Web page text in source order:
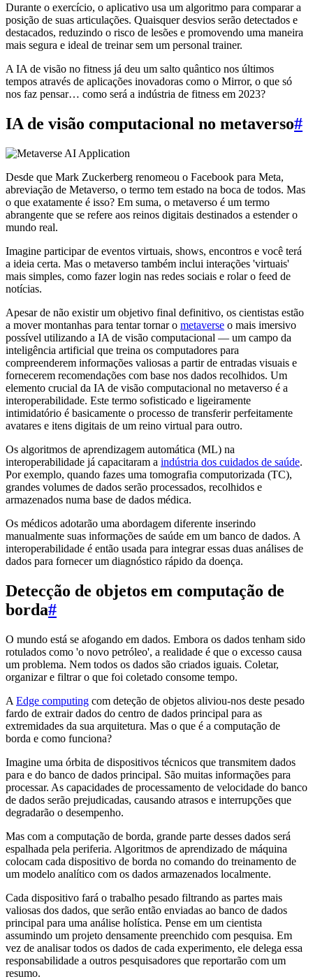
Durante o exercício, o aplicativo usa um algoritmo para comparar a
posição de suas articulações. Quaisquer desvios serão detectados e
destacados, reduzindo o risco de lesões e promovendo uma maneira
mais segura e ideal de treinar sem um personal trainer.
A IA de visão no fitness já deu um salto quântico nos últimos
tempos através de aplicações inovadoras como o Mirror, o que só
nos faz pensar… como será a indústria de fitness em 2023?
IA de visão computacional no metaverso#
Desde que Mark Zuckerberg renomeou o Facebook para Meta,
abreviação de Metaverso, o termo tem estado na boca de todos. Mas
o que exatamente é isso? Em suma, o metaverso é um termo
abrangente que se refere aos reinos digitais destinados a estender o
mundo real.
Imagine participar de eventos virtuais, shows, encontros e você terá
a ideia certa. Mas o metaverso também inclui interações 'virtuais'
mais simples, como fazer login nas redes sociais e rolar o feed de
notícias.
Apesar de não existir um objetivo final definitivo, os cientistas estão
a mover montanhas para tentar tornar o metaverse o mais imersivo
possível utilizando a IA de visão computacional — um campo da
inteligência artificial que treina os computadores para
compreenderem informações valiosas a partir de entradas visuais e
fornecerem recomendações com base nos dados recolhidos. Um
elemento crucial da IA de visão computacional no metaverso é a
interoperabilidade. Este termo sofisticado e ligeiramente
intimidatório é basicamente o processo de transferir perfeitamente
avatares e itens digitais de um reino virtual para outro.
Os algoritmos de aprendizagem automática (ML) na
interoperabilidade já capacitaram a indústria dos cuidados de saúde.
Por exemplo, quando fazes uma tomografia computorizada (TC),
grandes volumes de dados serão processados, recolhidos e
armazenados numa base de dados médica.
Os médicos adotarão uma abordagem diferente inserindo
manualmente suas informações de saúde em um banco de dados. A
interoperabilidade é então usada para integrar essas duas análises de
dados para fornecer um diagnóstico rápido da doença.
Detecção de objetos em computação de
borda#
O mundo está se afogando em dados. Embora os dados tenham sido
rotulados como 'o novo petróleo', a realidade é que o excesso causa
um problema. Nem todos os dados são criados iguais. Coletar,
organizar e filtrar o que foi coletado consome tempo.
A Edge computing com deteção de objetos aliviou-nos deste pesado
fardo de extrair dados do centro de dados principal para as
extremidades da sua arquitetura. Mas o que é a computação de
borda e como funciona?
Imagine uma órbita de dispositivos técnicos que transmitem dados
para e do banco de dados principal. São muitas informações para
processar. As capacidades de processamento de velocidade do banco
de dados serão prejudicadas, causando atrasos e interrupções que
degradarão o desempenho.
Mas com a computação de borda, grande parte desses dados será
espalhada pela periferia. Algoritmos de aprendizado de máquina
colocam cada dispositivo de borda no comando do treinamento de
um modelo analítico com os dados armazenados localmente.
Cada dispositivo fará o trabalho pesado filtrando as partes mais
valiosas dos dados, que serão então enviadas ao banco de dados
principal para uma análise holística. Pense em um cientista
assumindo um projeto densamente preenchido com pesquisa. Em
vez de analisar todos os dados de cada experimento, ele delega essa
responsabilidade a outros pesquisadores que reportarão com um
resumo.